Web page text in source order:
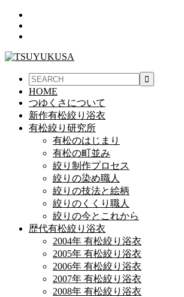
HOME
つゆくさについて
新作有松絞り浴衣
有松絞り研究所
有松のはじまり
有松の町並み
絞り制作プロセス
絞りの染め職人
絞りの技法と絵柄
絞りのくくり職人
絞りの今とこれから
歴代有松絞り浴衣
2004年 有松絞り浴衣
2005年 有松絞り浴衣
2006年 有松絞り浴衣
2007年 有松絞り浴衣
2008年 有松絞り浴衣